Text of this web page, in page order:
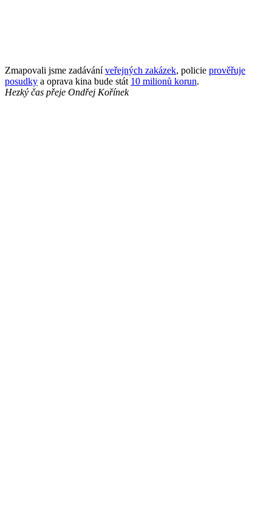
Zmapovali jsme zadáváníveřejných zakázek, policie prověřuje
posudky a oprava kina bude stát 10 milionů korun.
Hezký čas přeje Ondřej Kořínek